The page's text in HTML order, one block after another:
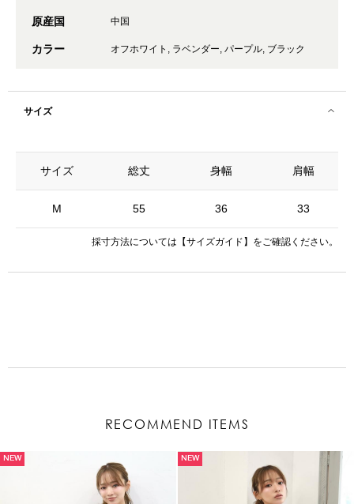
原産国 中国
カラー オフホワイト, ラベンダー, パープル, ブラック
サイズ
サイズ
M
総丈 身幅 肩幅
55 36 33
採寸方法については 【サイズガイド】 をご確認ください。
RECOMMEND ITEMS
NEW NEW